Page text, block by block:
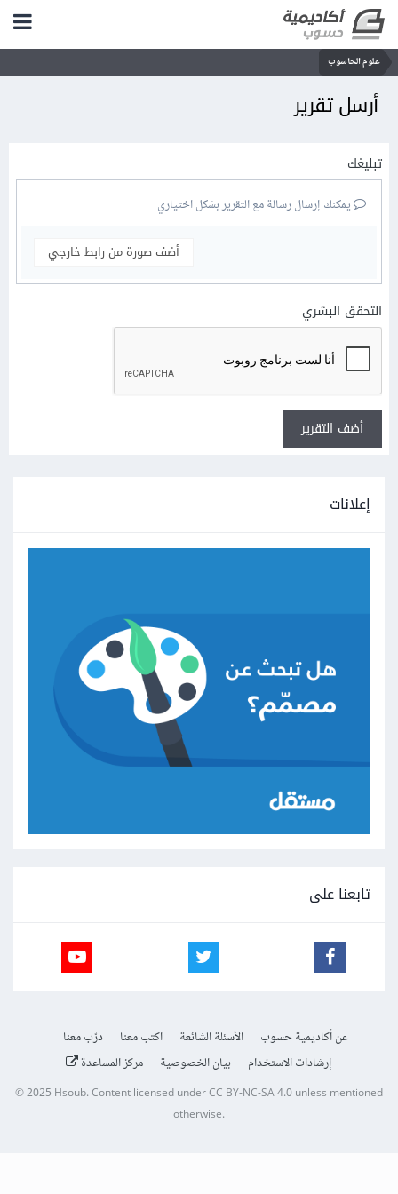
علوم الحاسوب
أرسل تقرير
تبليغك
يمكنك إرسال رسالة مع التقرير بشكل اختياري
أضف صورة من رابط خارجي
التحقق البشري
أضف التقرير
إعلانات
تابعنا على
عن أكاديمية حسوب الأسئلة الشائعة اكتب معنا
درّب معنا
إرشادات الاستخدام
بيان الخصوصية مركز المساعدة
© 2025 Hsoub.Content licensed underCC BY-NC-SA 4.0unless mentioned
otherwise.